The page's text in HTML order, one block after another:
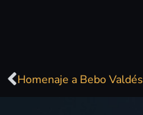
Homenaje a Bebo Valdés